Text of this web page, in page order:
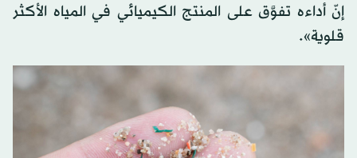
إنّ أداءه تفوَّق على المنتج الكيميائي في المياه الأكثر
قلوية».